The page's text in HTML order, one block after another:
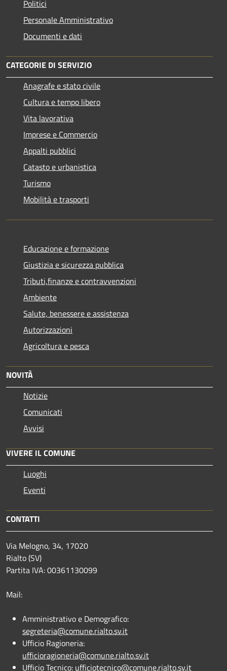
Politici
Personale Amministrativo
Documenti e dati
CATEGORIE DI SERVIZIO
Anagrafe e stato civile
Cultura e tempo libero
Vita lavorativa
Imprese e Commercio
Appalti pubblici
Catasto e urbanistica
Turismo
Mobilità e trasporti
Educazione e formazione
Giustizia e sicurezza pubblica
Tributi,finanze e contravvenzioni
Ambiente
Salute, benessere e assistenza
Autorizzazioni
Agricoltura e pesca
NOVITÀ
Notizie
Comunicati
Avvisi
VIVERE IL COMUNE
Luoghi
Eventi
CONTATTI
Via Melogno, 34, 17020
Rialto (SV)
Partita IVA: 00361130099
Mail:
Amministrativo e Demografico:
segreteria@comune.rialto.sv.it
Ufficio Ragioneria:
ufficioragioneria@comune.rialto.sv.it
Ufficio Tecnico: ufficiotecnico@comune.rialto.sv.it